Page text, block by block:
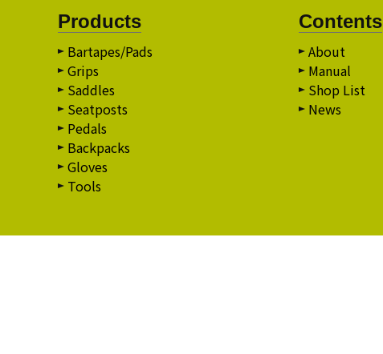
Products
Bartapes/Pads
Grips
Saddles
Seatposts
Pedals
Backpacks
Gloves
Tools
Contents
About
Manual
Shop List
News